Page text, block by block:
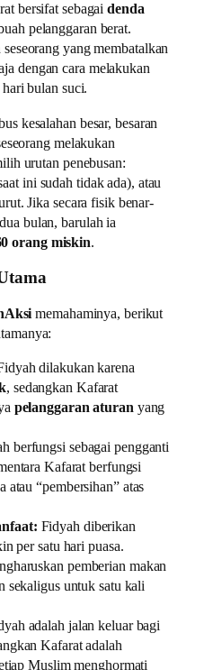
bersifat sebagaidenda
pelanggaran berat.
yang membatalkan
dengan cara melakukan
bulan suci.
kesalahan besar, besaran
melakukan
urutan penebusan:
ini sudah tidak ada), atau
Jika secara fisik benar-
bulan, barulah ia
orang miskin.
memahaminya, berikut
dilakukan karena
, sedangkan Kafarat
pelanggaran aturanyang
berfungsi sebagai pengganti
Kafarat berfungsi
atau “pembersihan” atas
Fidyah diberikan
per satu hari puasa.
pemberian makan
sekaligus untuk satu kali
adalah jalan keluar bagi
Kafarat adalah
Muslim menghormati